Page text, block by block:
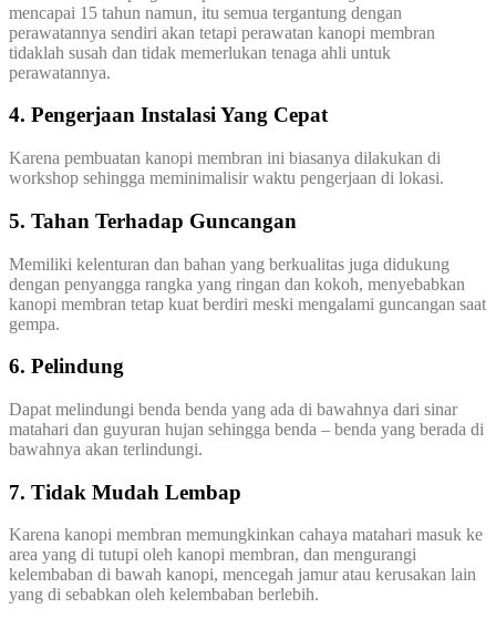
mencapai 15 tahun namun, itu semua tergantung dengan
perawatannya sendiri akan tetapi perawatan kanopi membran
tidaklah susah dan tidak memerlukan tenaga ahli untuk
perawatannya.
4. Pengerjaan Instalasi Yang Cepat
Karena pembuatan kanopi membran ini biasanya dilakukan di
workshop sehingga meminimalisir waktu pengerjaan di lokasi.
5. Tahan Terhadap Guncangan
Memiliki kelenturan dan bahan yang berkualitas juga didukung
dengan penyangga rangka yang ringan dan kokoh, menyebabkan
kanopi membran tetap kuat berdiri meski mengalami guncangan saat
gempa.
6. Pelindung
Dapat melindungi benda benda yang ada di bawahnya dari sinar
matahari dan guyuran hujan sehingga benda – benda yang berada di
bawahnya akan terlindungi.
7. Tidak Mudah Lembap
Karena kanopi membran memungkinkan cahaya matahari masuk ke
area yang di tutupi oleh kanopi membran, dan mengurangi
kelembaban di bawah kanopi, mencegah jamur atau kerusakan lain
yang di sebabkan oleh kelembaban berlebih.